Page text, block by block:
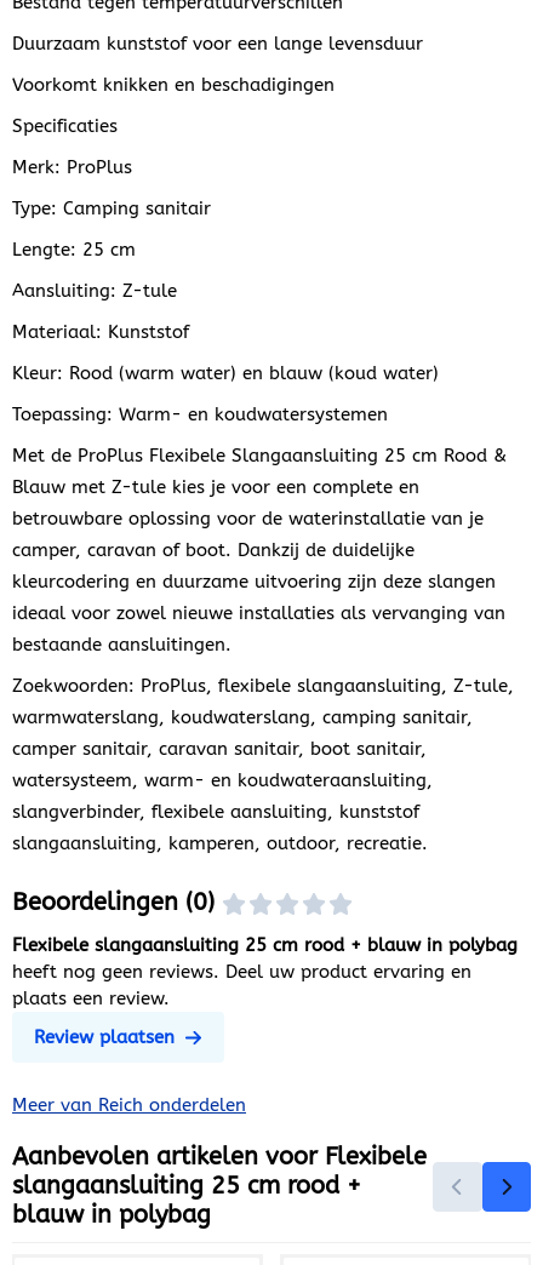
Duurzaam kunststof voor een lange levensduur
Voorkomt knikken en beschadigingen
Specificaties
Merk: ProPlus
Type: Camping sanitair
Lengte: 25 cm
Aansluiting: Z-tule
Materiaal: Kunststof
Kleur: Rood (warm water) en blauw (koud water)
Toepassing: Warm- en koudwatersystemen
Met de ProPlus Flexibele Slangaansluiting 25 cm Rood &
Blauw met Z-tule kies je voor een complete en
betrouwbare oplossing voor de waterinstallatie van je
camper, caravan of boot. Dankzij de duidelijke
kleurcodering en duurzame uitvoering zijn deze slangen
ideaal voor zowel nieuwe installaties als vervanging van
bestaande aansluitingen.
Zoekwoorden: ProPlus, flexibele slangaansluiting, Z-tule,
warmwaterslang, koudwaterslang, camping sanitair,
camper sanitair, caravan sanitair, boot sanitair,
watersysteem, warm- en koudwateraansluiting,
slangverbinder, flexibele aansluiting, kunststof
slangaansluiting, kamperen, outdoor, recreatie.
Beoordelingen (0)
Flexibele slangaansluiting 25 cm rood + blauw in polybag
heeft nog geen reviews. Deel uw product ervaring en
plaats een review.
Review plaatsen
Meer van Reich onderdelen
Aanbevolen artikelen voor Flexibele
slangaansluiting 25 cm rood +
blauw in polybag